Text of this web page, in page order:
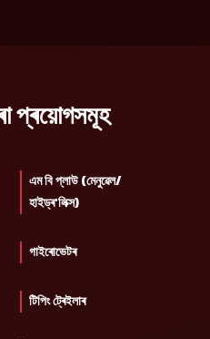
প্ৰয়োগসমূহ
এম বি প্লাউ (মেনুৱেল/
হাইড্ৰ'লিক্স)
গাইৰোভেটৰ
টিপিং ট্ৰেইলাৰ